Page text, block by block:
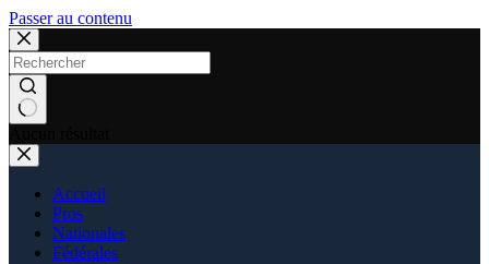
Passer au contenu
Accueil
Pros
Nationales
Fédérales